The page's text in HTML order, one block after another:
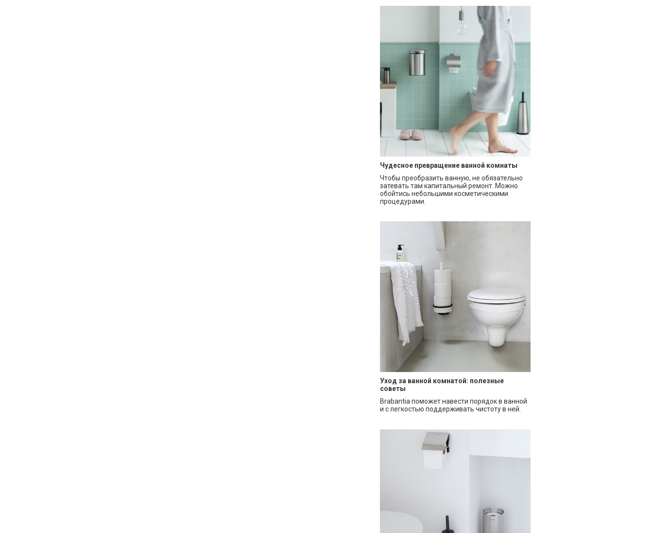
Чудесное превращение ванной комнаты
Чтобы преобразить ванную, не обязательно
затевать там капитальный ремонт. Можно
обойтись небольшими косметическими
процедурами.
Уход за ванной комнатой: полезные
советы
Brabantia поможет навести порядок в ванной
и с легкостью поддерживать чистоту в ней.